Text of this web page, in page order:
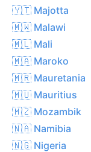
🇾🇹 Majotta
🇲🇼 Malawi
🇲🇱 Mali
🇲🇦 Maroko
🇲🇷 Mauretania
🇲🇺 Mauritius
🇲🇿 Mozambik
🇳🇦 Namibia
🇳🇬 Nigeria